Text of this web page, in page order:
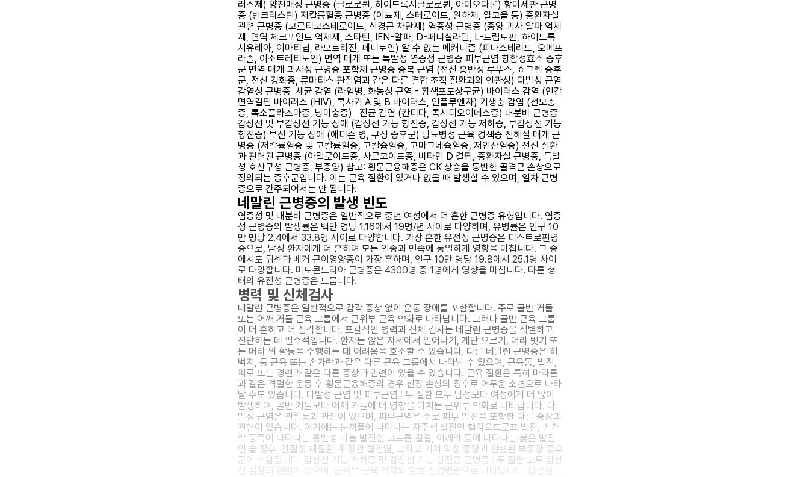
러스제) 양친매성 근병증 (클로로퀸, 하이드록시클로로퀸, 아미오다론) 항미세관 근병
증 (빈크리스틴) 저칼륨혈증 근병증 (이뇨제, 스테로이드, 완하제, 알코올 등) 중환자실
관련 근병증 (코르티코스테로이드, 신경근 차단제) 염증성 근병증 (종양 괴사 알파 억제
제, 면역 체크포인트 억제제, 스타틴, IFN-알파, D-페니실라민, L-트립토판, 하이드록
시유레아, 이마티닙, 라모트리진, 페니토인) 알 수 없는 메커니즘 (피나스테리드, 오메프
라졸, 이소트레티노인) 면역 매개 또는 특발성 염증성 근병증 피부근염 항합성효소 증후
군 면역 매개 괴사성 근병증 포함체 근병증 중복 근염 (전신 홍반성 루푸스, 쇼그렌 증후
군, 전신 경화증, 류마티스 관절염과 같은 다른 결합 조직 질환과의 연관성) 다발성 근염
감염성 근병증 세균 감염 (라임병, 화농성 근염 - 황색포도상구균) 바이러스 감염 (인간
면역결핍 바이러스 (HIV), 콕사키 A 및 B 바이러스, 인플루엔자) 기생충 감염 (선모충
증, 톡소플라즈마증, 낭미충증) 진균 감염 (칸디다, 콕시디오이데스증) 내분비 근병증
갑상선 및 부갑상선 기능 장애 (갑상선 기능 항진증, 갑상선 기능 저하증, 부갑상선 기능
항진증) 부신 기능 장애 (애디슨 병, 쿠싱 증후군) 당뇨병성 근육 경색증 전해질 매개 근
병증 (저칼륨혈증 및 고칼륨혈증, 고칼슘혈증, 고마그네슘혈증, 저인산혈증) 전신 질환
과 관련된 근병증 (아밀로이드증, 사르코이드증, 비타민 D 결핍, 중환자실 근병증, 특발
성 호산구성 근병증, 부종양) 참고: 횡문근융해증은 CK 상승을 동반한 골격근 손상으로
정의되는 증후군입니다. 이는 근육 질환이 있거나 없을 때 발생할 수 있으며, 일차 근병
증으로 간주되어서는 안 됩니다.
네말린 근병증의 발생 빈도
염증성 및 내분비 근병증은 일반적으로 중년 여성에서 더 흔한 근병증 유형입니다. 염증
성 근병증의 발생률은 백만 명당 1.16에서 19명/년 사이로 다양하며, 유병률은 인구 10
만 명당 2.4에서 33.8명 사이로 다양합니다. 가장 흔한 유전성 근병증은 디스트로핀병
증으로, 남성 환자에게 더 흔하며 모든 인종과 민족에 동일하게 영향을 미칩니다. 그 중
에서도 뒤센과 베커 근이영양증이 가장 흔하며, 인구 10만 명당 19.8에서 25.1명 사이
로 다양합니다. 미토콘드리아 근병증은 4300명 중 1명에게 영향을 미칩니다. 다른 형
태의 유전성 근병증은 드뭅니다.
병력 및 신체검사
네말린 근병증은 일반적으로 감각 증상 없이 운동 장애를 포함합니다. 주로 골반 거들
또는 어깨 거들 근육 그룹에서 근위부 근육 약화로 나타납니다. 그러나 골반 근육 그룹
이 더 흔하고 더 심각합니다. 포괄적인 병력과 신체 검사는 네말린 근병증을 식별하고
진단하는 데 필수적입니다. 환자는 앉은 자세에서 일어나기, 계단 오르기, 머리 빗기 또
는 머리 위 활동을 수행하는 데 어려움을 호소할 수 있습니다. 다른 네말린 근병증은 허
벅지, 등 근육 또는 손가락과 같은 다른 근육 그룹에서 나타날 수 있으며, 근육통, 발진,
피로 또는 경련과 같은 다른 증상과 관련이 있을 수 있습니다. 근육 질환은 특히 마라톤
과 같은 격렬한 운동 후 횡문근융해증의 경우 신장 손상의 징후로 어두운 소변으로 나타
날 수도 있습니다. 다발성 근염 및 피부근염 : 두 질환 모두 남성보다 여성에게 더 많이
발생하며, 골반 거들보다 어깨 거들에 더 영향을 미치는 근위부 약화로 나타납니다. 다
발성 근염은 관절통과 관련이 있으며, 피부근염은 주로 피부 발진을 포함한 다른 증상과
관련이 있습니다. 여기에는 눈꺼풀에 나타나는 자주색 발진인 헬리오트로프 발진, 손가
락 등쪽에 나타나는 홍반성 비늘 발진인 고트론 결절, 어깨와 등에 나타나는 붉은 발진
인 숄 징후, 간질성 폐질환, 위장관 혈관염, 그리고 기저 악성 종양과 관련된 부종양 증후
군이 포함됩니다. 갑상선 기능 저하증 및 갑상선 기능 항진증 근병증 : 두 질환 모두 갑상
선 질환과 관련이 있으며, 근위부 근육 약화와 말초 신경병증으로 나타납니다. 갑상선